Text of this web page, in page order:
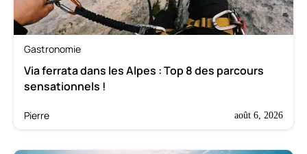
Gastronomie
Via ferrata dans les Alpes : Top 8 des parcours
sensationnels !
Pierre août 6, 2026